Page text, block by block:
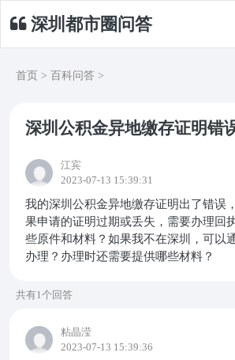
深圳都市圈问答
首页 > 百科问答 >
深圳公积金异地缴存证明错
江宾
2023-07-13 15:39:31
我的深圳公积金异地缴存证明出了错误
果申请的证明过期或丢失，需要办理回
些原件和材料？如果我不在深圳，可以
办理？办理时还需要提供哪些材料？
共有1个回答
粘晶滢
2023-07-13 15:39:36